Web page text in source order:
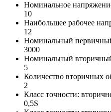
Номинальное
10
Наибольшее рабочее
12
Номинальный
3000
Номинальный
5
Количество вторичных
2
Класс точности:
0,5S